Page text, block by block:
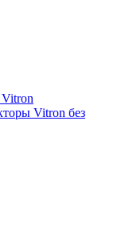
Vitron без